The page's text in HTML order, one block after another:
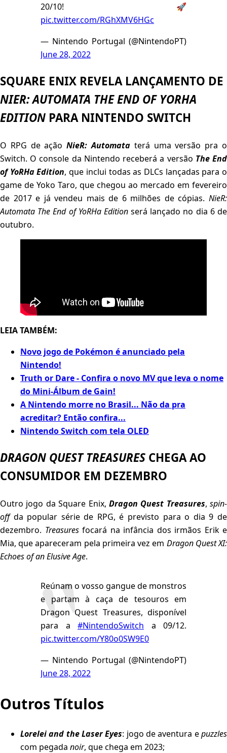
20/10! 🚀
pic.twitter.com/RGhXMV6HGc
— Nintendo Portugal (@NintendoPT)
June 28, 2022
SQUARE ENIX REVELA LANÇAMENTO DE
NIER: AUTOMATA THE END OF YORHA
EDITION PARA NINTENDO SWITCH
O RPG de açãoNieR: Automata terá uma versão pra o
Switch. O console da Nintendo receberá a versão The End
of YoRHa Edition, que inclui todas as DLCs lançadas para o
game de Yoko Taro, que chegou ao mercado em fevereiro
de 2017 e já vendeu mais de 6 milhões de cópias. NieR:
Automata The End of YoRHa Editionserá lançado no dia 6 de
outubro.
LEIA TAMBÉM:
Novo jogo de Pokémon é anunciado pela
Nintendo!
Truth or Dare - Confira o novo MV que leva o nome
do Mini-Álbum de Gain!
A Nintendo morre no Brasil... Não da pra
acreditar? Então confira...
Nintendo Switch com tela OLED
DRAGON QUEST TREASURES CHEGA AO
CONSUMIDOR EM DEZEMBRO
Outro jogo da Square Enix, Dragon Quest Treasures, spin-
offda popular série de RPG, é previsto para o dia 9 de
dezembro. Treasuresfocará na infância dos irmãos Erik e
Mia, que apareceram pela primeira vez em Dragon Quest XI:
Echoes of an Elusive Age.
Reúnam o vosso gangue de monstros
e partam à caça de tesouros em
Dragon Quest Treasures, disponível
para a #NintendoSwitch a 09/12.
pic.twitter.com/Y80o0SW9E0
— Nintendo Portugal (@NintendoPT)
June 28, 2022
Outros Títulos
Lorelei and the Laser Eyes: jogo de aventura epuzzles
com pegada noir, que chega em 2023;